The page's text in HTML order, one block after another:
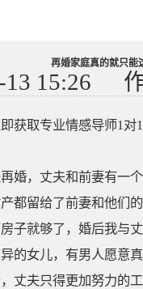
再婚家庭真的就只能
15:26
获取专业情感导师1对
婚，丈夫和前妻有一
都留给了前妻和他们
子就够了，婚后我与
的女儿，有男人愿意
丈夫只得更加努力的